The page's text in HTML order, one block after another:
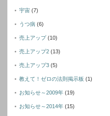
宇宙 (7)
うつ病 (6)
売上アップ(10)
売上アップ2 (13)
売上アップ3 (5)
教えて！ゼロの法則掲示板 (1)
お知らせ～2009年 (19)
お知らせ～2014年 (15)